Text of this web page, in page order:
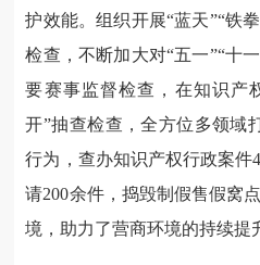
护效能。组织开展“蓝天”“铁
检查，不断加大对“五一”“十
要赛事监督检查，在知识产
开”抽查检查，全方位多领域
行为，查办知识产权行政案件
请200余件，捣毁制假售假窝
境，助力了营商环境的持续提